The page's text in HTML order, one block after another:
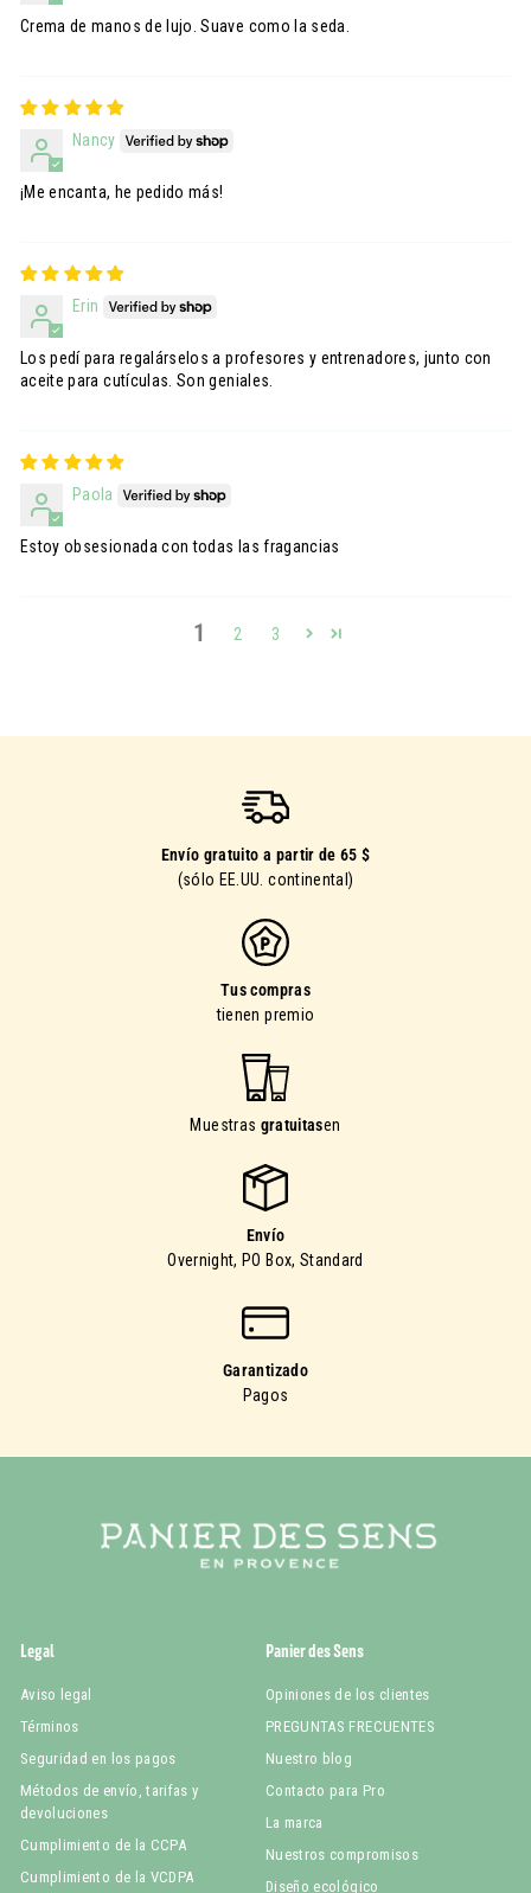
Crema de manos de lujo. Suave como la seda.
Nancy
¡Me encanta, he pedido más!
Erin
Los pedí para regalárselos a profesores y entrenadores, junto con
aceite para cutículas. Son geniales.
Paola
Estoy obsesionada con todas las fragancias
1 2 3
Envío gratuito a partir de 65 $
(sólo EE.UU. continental)
Tus compras
tienen premio
Muestras gratuitasen
Envío
Overnight, PO Box, Standard
Garantizado
Pagos
Legal
Aviso legal
Términos
Seguridad en los pagos
Métodos de envío, tarifas y
devoluciones
Cumplimiento de la CCPA
Cumplimiento de la VCDPA
Panier des Sens
Opiniones de los clientes
PREGUNTAS FRECUENTES
Nuestro blog
Contacto para Pro
La marca
Nuestros compromisos
Diseño ecológico